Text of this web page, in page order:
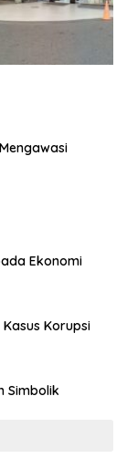
Ekonomi
Korupsi
Simbolik